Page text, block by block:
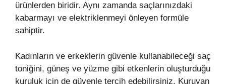
ürünlerden biridir. Aynı zamanda saçlarınızdaki
kabarmayı ve elektriklenmeyi önleyen formüle
sahiptir.
Kadınların ve erkeklerin güvenle kullanabileceği saç
toniğini, güneş ve yüzme gibi etkenlerin oluşturduğu
kuruluk için de güvenle tercih edebilirsiniz. Kuruyan